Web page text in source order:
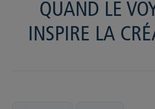
QUAND LE
INSPIRE LA